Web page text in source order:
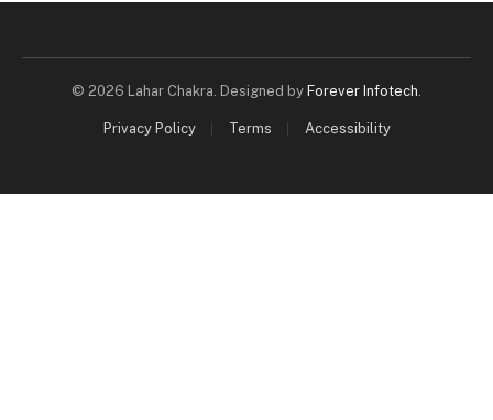
© 2026 Lahar Chakra. Designed by Forever Infotech.
Privacy Policy Terms Accessibility